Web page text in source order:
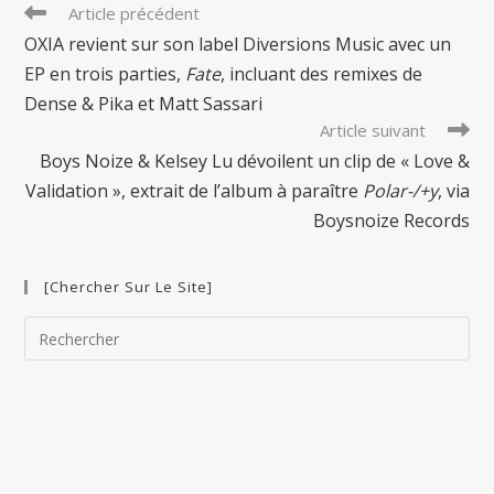
Read
more
articles
Article précédent
OXIA revient sur son label Diversions Music avec un
EP en trois parties, Fate, incluant des remixes de
Dense & Pika et Matt Sassari
Article suivant
Boys Noize & Kelsey Lu dévoilent un clip de « Love &
Validation », extrait de l’album à paraître Polar-/+y, via
Boysnoize Records
[Chercher Sur Le Site]